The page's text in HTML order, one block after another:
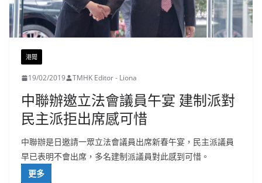
港聞
19/02/2019 TMHK Editor - Liona
中聯辦邀立法會議員午宴 建制派對
民主派拒出席感可惜
中聯辦是日邀請一眾立法會議員出席新春午宴，民主派議員
早已表明不會出席，多名建制派議員對此感到可惜。
更多